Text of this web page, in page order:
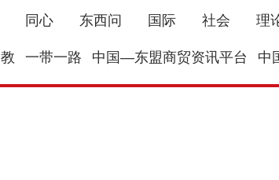
同心 东西问 国际 社会 理
一带一路 中国—东盟商贸资讯平台 中